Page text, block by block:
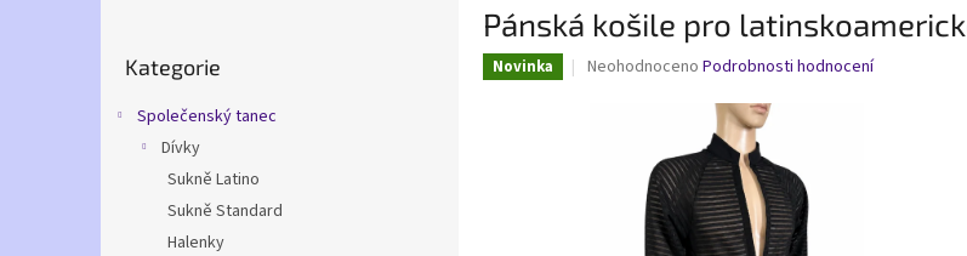
kategorie
Kategorie
Společenský tanec
Dívky
Sukně Latino
Sukně Standard
Halenky
Pánská košile pro
Novinka
Průměrné
hvězdiček.
Neohodnoceno Podrobnosti hodnocení